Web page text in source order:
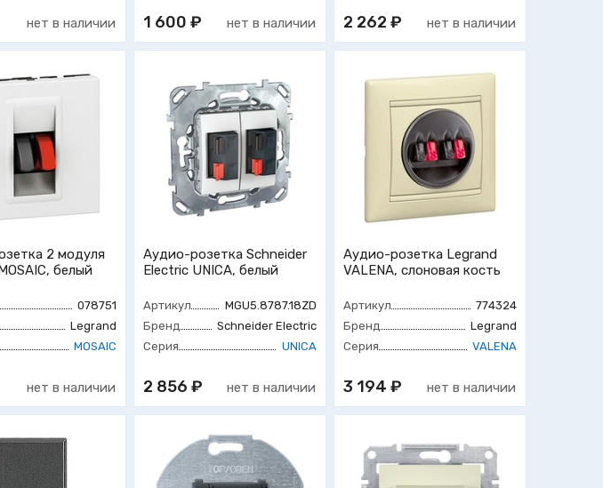
нет в наличии 1 600 ₽ нет в наличии 2 262 ₽ нет в наличии
2 модуля
белый
078751
Legrand
MOSAIC
нет в наличии
Аудио-розетка Schneider
Electric UNICA, белый
Артикул
MGU5.8787.18ZD
Бренд
Schneider Electric
Серия
UNICA
2 856 ₽ нет в наличии
Аудио-розетка Legrand
VALENA, слоновая кость
Артикул
774324
Бренд
Legrand
Серия
VALENA
3 194 ₽ нет в наличии